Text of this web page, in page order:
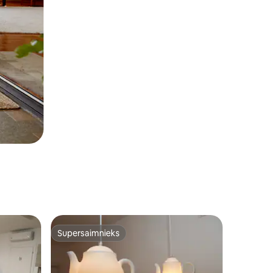
Supersaimnieks
Supersaimnieks